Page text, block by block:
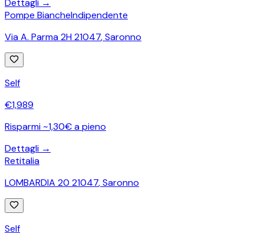
Pompe BiancheIndipendente
Via A. Parma 2H 21047,Saronno
Self
€1,989
Risparmi ~1,30€ a pieno
Dettagli →
Retitalia
LOMBARDIA 20 21047,Saronno
Self